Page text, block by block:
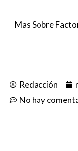
Mas Sobre
Redacción
No hay